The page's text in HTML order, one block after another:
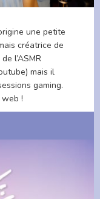
une petite
créatrice de
l’ASMR
mais il
gaming.
!